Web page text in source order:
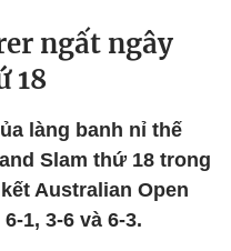
ngất ngây
18
làng banh nỉ thế
Slam thứ 18 trong
Australian Open
1, 3-6 và 6-3.